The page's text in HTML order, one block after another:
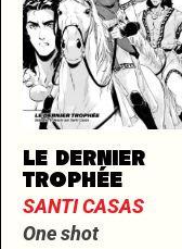
LE DERNIER
TROPHÉE
SANTI CASAS
One shot